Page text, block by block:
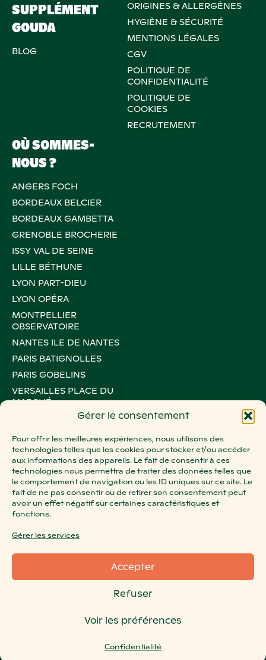
Gérer le consentement
Pour offrir les meilleures expériences, nous utilisons des
technologies telles que les cookies pour stocker et/ou accéder
aux informations des appareils. Le fait de consentir à ces
technologies nous permettra de traiter des données telles que
le comportement de navigation ou les ID uniques sur ce site. Le
fait de ne pas consentir ou de retirer son consentement peut
avoir un effet négatif sur certaines caractéristiques et
fonctions.
Gérer les services
Accepter
Refuser
Voir les préférences
Confidentialité
SUPPLÉMENT
GOUDA
BLOG
OÙ SOMMES-
NOUS ?
ANGERS FOCH
BORDEAUX BELCIER
BORDEAUX GAMBETTA
GRENOBLE BROCHERIE
ISSY VAL DE SEINE
LILLE BÉTHUNE
LYON PART-DIEU
LYON OPÉRA
MONTPELLIER
OBSERVATOIRE
NANTES ILE DE NANTES
PARIS BATIGNOLLES
PARIS GOBELINS
VERSAILLES PLACE DU
MARCHÉ
PARIS LE MARAIS
PARIS MONTORGUEIL
PARIS OXYGEN
PARIS ROSA PARKS
STRASBOURG BATELIERS
STRASBOURG WACKEN
PARIS VICTOIRE
SURESNES ZOLA
NANCY LE PALAIS
ORIGINES & ALLERGÈNES
HYGIÈNE & SÉCURITÉ
MENTIONS LÉGALES
CGV
POLITIQUE DE
CONFIDENTIALITÉ
POLITIQUE DE
COOKIES
RECRUTEMENT